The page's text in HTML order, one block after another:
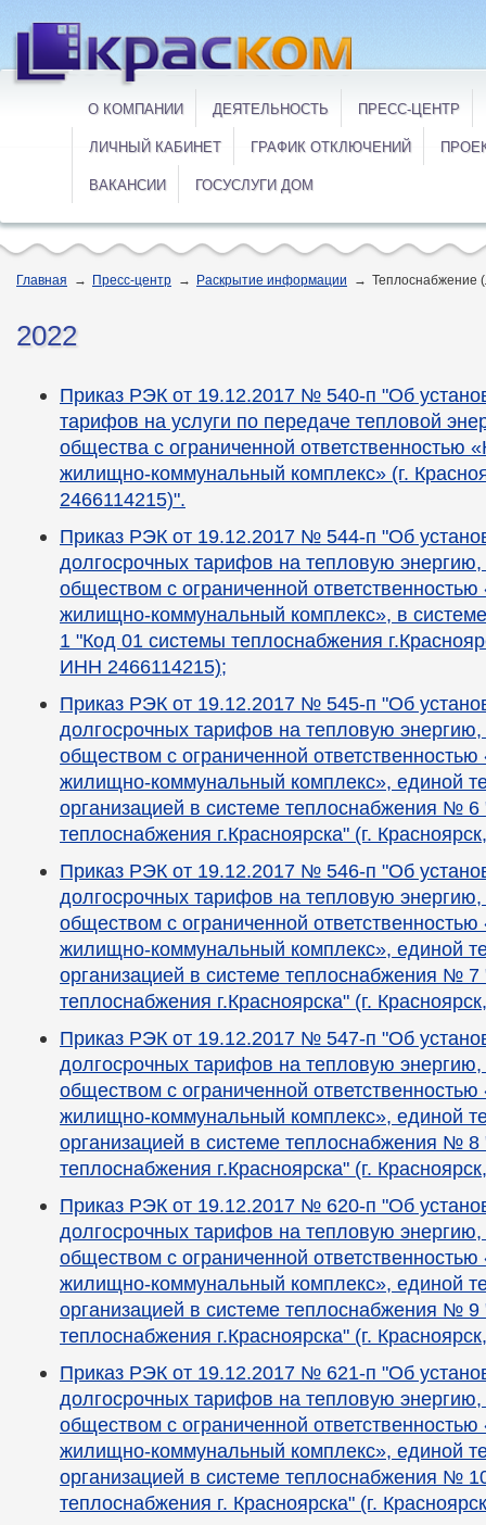
О КОМПАНИИ ДЕЯТЕЛЬНОСТЬ ПРЕСС-ЦЕНТР
ЛИЧНЫЙ КАБИНЕТ ГРАФИК ОТКЛЮЧЕНИЙ
ВАКАНСИИ ГОСУСЛУГИ ДОМ
Главная → Пресс-центр → Раскрытие информации → Теплоснабжение
2022
Приказ РЭК от 19.12.2017 № 540-п "Об
тарифов на услуги по передаче тепловой
общества с ограниченной ответственностью
жилищно-коммунальный комплекс» (г.
2466114215)".
Приказ РЭК от 19.12.2017 № 544-п "Об
долгосрочных тарифов на тепловую
обществом с ограниченной ответственностью
жилищно-коммунальный комплекс», в
1 "Код 01 системы теплоснабжения
ИНН 2466114215);
Приказ РЭК от 19.12.2017 № 545-п "Об
долгосрочных тарифов на тепловую
обществом с ограниченной ответственностью
жилищно-коммунальный комплекс», единой
организацией в системе теплоснабжения №
теплоснабжения г.Красноярска" (г.
Приказ РЭК от 19.12.2017 № 546-п "Об
долгосрочных тарифов на тепловую
обществом с ограниченной ответственностью
жилищно-коммунальный комплекс», единой
организацией в системе теплоснабжения №
теплоснабжения г.Красноярска" (г.
Приказ РЭК от 19.12.2017 № 547-п "Об
долгосрочных тарифов на тепловую
обществом с ограниченной ответственностью
жилищно-коммунальный комплекс», единой
организацией в системе теплоснабжения №
теплоснабжения г.Красноярска" (г.
Приказ РЭК от 19.12.2017 № 620-п "Об
долгосрочных тарифов на тепловую
обществом с ограниченной ответственностью
жилищно-коммунальный комплекс», единой
организацией в системе теплоснабжения №
теплоснабжения г.Красноярска" (г.
Приказ РЭК от 19.12.2017 № 621-п "Об
долгосрочных тарифов на тепловую
обществом с ограниченной ответственностью
жилищно-коммунальный комплекс», единой
организацией в системе теплоснабжения №
теплоснабжения г. Красноярска" (г.